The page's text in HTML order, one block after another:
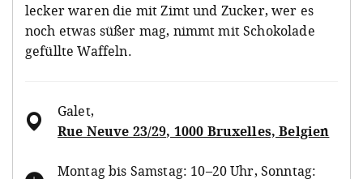
lecker waren die mit Zimt und Zucker, wer es
noch etwas süßer mag, nimmt mit Schokolade
gefüllte Waffeln.
Galet,
Rue Neuve 23/29, 1000 Bruxelles, Belgien
Montag bis Samstag: 10–20 Uhr, Sonntag: